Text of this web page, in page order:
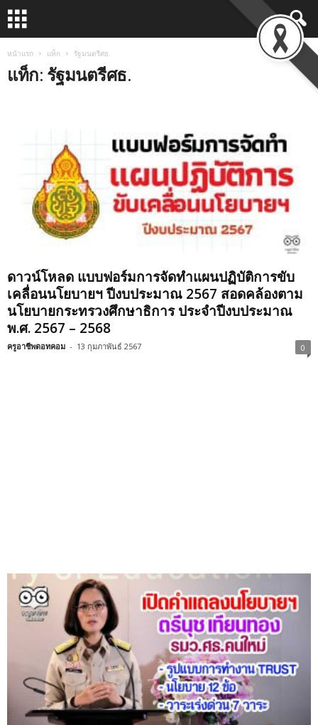
หน้าแรก แท็ก รัฐมนตรีศธ.
แท็ก: รัฐมนตรีศธ.
ดาวน์โหลด แบบฟอร์มการจัดทำแผนปฏิบัติการขับ
เคลื่อนนโยบายฯ ปีงบประมาณ 2567 สอดคล้องตาม
นโยบายกระทรวงศึกษาธิการ ประจำปีงบประมาณ
พ.ศ. 2567 – 2568
ครูอาชีพดอทคอม - 13 กุมภาพันธ์ 2567 0